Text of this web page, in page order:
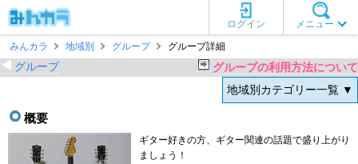
メニュー
ログイン
みんカラ
地域別 グループ グループ詳細
グループ
グループの利用方法について
地域別カテゴリー一覧 ▼
概要
ギター好きの方、ギター関連の話題で盛り上がり
ましょう！